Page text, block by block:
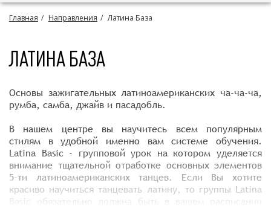
Главная Направления Латина База
ЛАТИНА БАЗА
Основы зажигательных латиноамериканских ча-ча-ча,
румба, самба, джайв и пасадобль.
В нашем центре вы научитесь всем популярным
стилям в удобной именно вам системе обучения.
Latina Basic - групповой урок на котором уделяется
внимание тщательной отработке основных элементов
5-ти латиноамериканских танцев. Если Вы хотите
красиво научиться танцевать латину, то группы Latina
Basic обязательно должна быть в вашем расписании